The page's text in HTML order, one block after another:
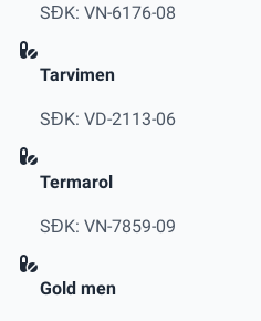
SĐK: VN-6176-08
Tarvimen
SĐK: VD-2113-06
Termarol
SĐK: VN-7859-09
Gold men